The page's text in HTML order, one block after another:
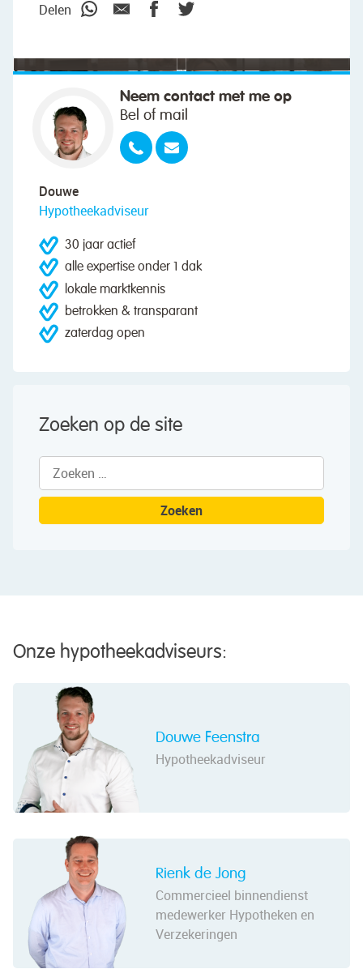
Delen
Neem contact met me op
Bel of mail
Douwe
Hypotheekadviseur
30 jaar actief
alle expertise onder 1 dak
lokale marktkennis
betrokken & transparant
zaterdag open
Zoeken op de site
Zoeken
naar:
Onze hypotheekadviseurs:
Douwe Feenstra
Hypotheekadviseur
Rienk de Jong
Commercieel binnendienst
medewerker Hypotheken en
Verzekeringen